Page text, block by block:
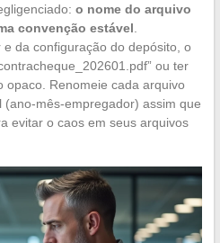
o nome do arquivo
convenção estável
da configuração do depósito, o
ou ter
opaco. Renomeie cada arquivo
mês-empregador) assim que
evitar o caos em seus arquivos